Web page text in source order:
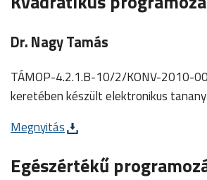
Dr. Nagy Tamás
TÁMOP-4.2.1.B-10/2/KONV-2010-
keretében készült elektronikus
Megnyitás
Egészértékű